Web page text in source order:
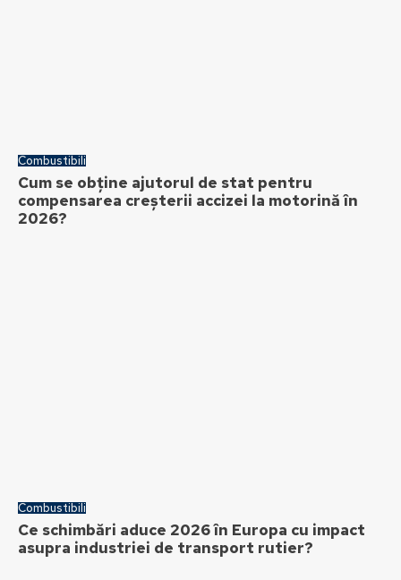
Combustibili
Cum se obține ajutorul de stat pentru
compensarea creșterii accizei la motorină în
2026?
Combustibili
Ce schimbări aduce 2026 în Europa cu impact
asupra industriei de transport rutier?